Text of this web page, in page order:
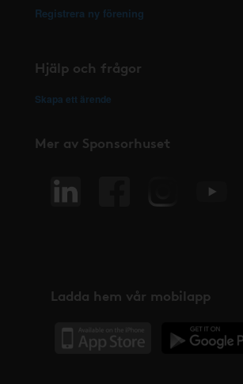
Registrera ny förening
Hjälp och frågor
Skapa ett ärende
Mer av Sponsorhuset
Ladda hem vår mobilapp